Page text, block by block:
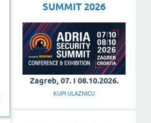
SUMMIT 2026
Zagreb, 07. i 08.10.2026.
KUPI ULAZNICU